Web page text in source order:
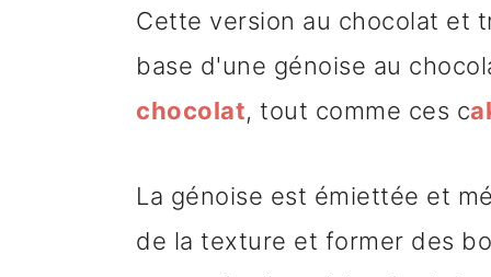
Cette version au chocolat et
base d'une génoise au
chocolat, tout comme ces c
La génoise est émiettée et
de la texture et former des